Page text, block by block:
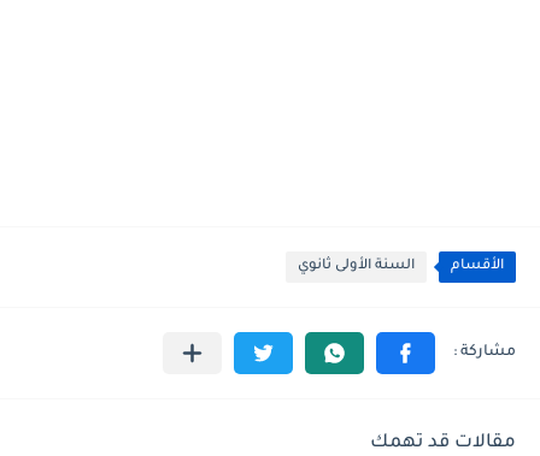
الأقسام السنة الأولى ثانوي
مقالات قد تهمك